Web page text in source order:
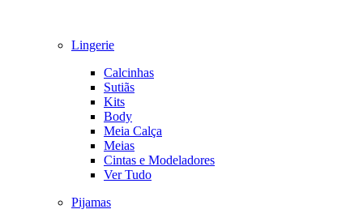
Lingerie
Calcinhas
Sutiãs
Kits
Body
Meia Calça
Meias
Cintas e Modeladores
Ver Tudo
Pijamas